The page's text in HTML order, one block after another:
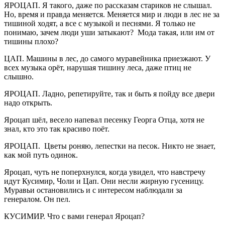
ЯРОЦАП. Я такого, даже по рассказам стариков не слышал.
Но, время и правда меняется. Меняется мир и люди в лес не за
тишиной ходят, а все с музыкой и песнями. Я только не
понимаю, зачем люди уши затыкают? Мода такая, или им от
тишины плохо?
ЦАП. Машины в лес, до самого муравейника приезжают. У
всех музыка орёт, нарушая тишину леса, даже птиц не
слышно.
ЯРОЦАП. Ладно, репетируйте, так и быть я пойду все двери
надо открыть.
Яроцап шёл, весело напевал песенку Георга Отца, хотя не
знал, кто это так красиво поёт.
ЯРОЦАП. Цветы роняю, лепестки на песок. Никто не знает,
как мой путь одинок.
Яроцап, чуть не поперхнулся, когда увидел, что навстречу
идут Кусимир, Чоли и Цап. Они несли жирную гусеницу.
Муравьи остановились и с интересом наблюдали за
генералом. Он пел.
КУСИМИР. Что с вами генерал Яроцап?